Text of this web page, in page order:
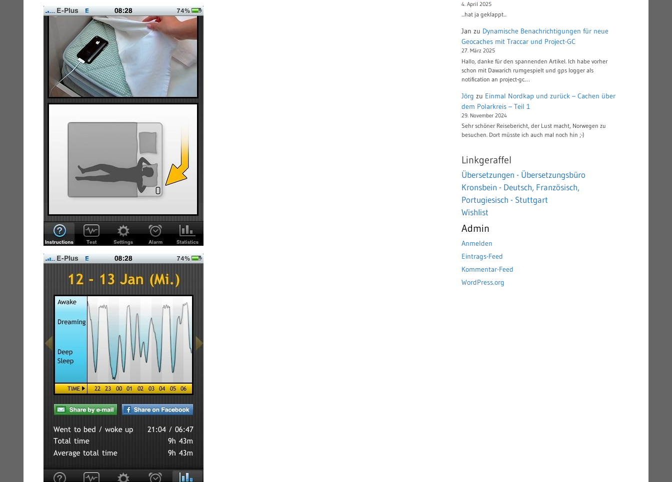
4. April 2025
...hat ja geklappt...
Jan zu Dynamische Benachrichtigungen für neue
Geocaches mit Traccar und Project-GC
27. März 2025
Hallo, danke für den spannenden Artikel. Ich habe vorher
schon mit Dawarich rumgespielt und gps logger als
notification an project-gc.…
Jörg zu Einmal Nordkap und zurück – Cachen über
dem Polarkreis – Teil 1
29. November 2024
Sehr schöner Reisebericht, der Lust macht, Norwegen zu
besuchen. Dort müsste ich auch mal noch hin ;-)
Linkgeraffel
Übersetzungen - Übersetzungsbüro
Kronsbein - Deutsch, Französisch,
Portugiesisch - Stuttgart
Wishlist
Admin
Anmelden
Eintrags-Feed
Kommentar-Feed
WordPress.org